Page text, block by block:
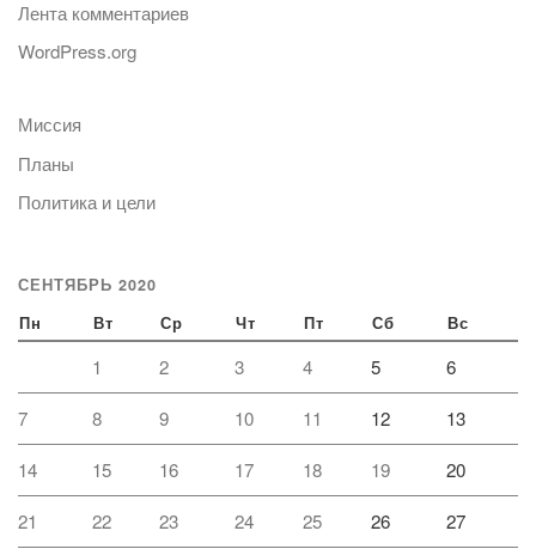
Лента комментариев
WordPress.org
Миссия
Планы
Политика и цели
СЕНТЯБРЬ 2020
Пн Вт Ср Чт Пт Сб Вс
1 2 3 4 5 6
7 8 9 10 11 12 13
14 15 16 17 18 19 20
21 22 23 24 25 26 27